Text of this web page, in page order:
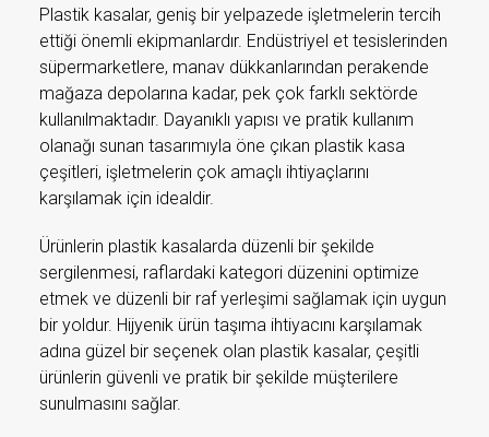
Plastik kasalar, geniş bir yelpazede işletmelerin tercih
ettiği önemli ekipmanlardır. Endüstriyel et tesislerinden
süpermarketlere, manav dükkanlarından perakende
mağaza depolarına kadar, pek çok farklı sektörde
kullanılmaktadır. Dayanıklı yapısı ve pratik kullanım
olanağı sunan tasarımıyla öne çıkan plastik kasa
çeşitleri, işletmelerin çok amaçlı ihtiyaçlarını
karşılamak için idealdir.
Ürünlerin plastik kasalarda düzenli bir şekilde
sergilenmesi, raflardaki kategori düzenini optimize
etmek ve düzenli bir raf yerleşimi sağlamak için uygun
bir yoldur. Hijyenik ürün taşıma ihtiyacını karşılamak
adına güzel bir seçenek olan plastik kasalar, çeşitli
ürünlerin güvenli ve pratik bir şekilde müşterilere
sunulmasını sağlar.